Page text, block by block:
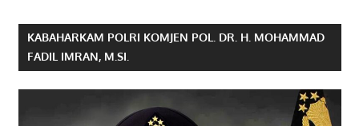
KABAHARKAM POLRI KOMJEN POL. DR. H. MOHAMMAD
FADIL IMRAN, M.SI.